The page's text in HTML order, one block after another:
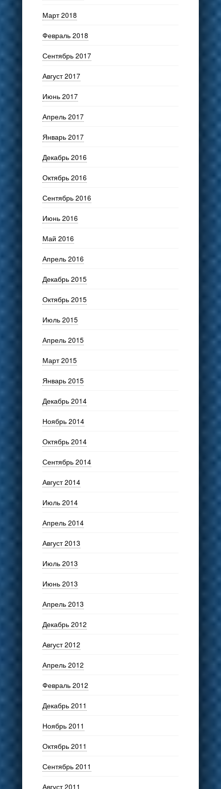
Март 2018
Февраль 2018
Сентябрь 2017
Август 2017
Июнь 2017
Апрель 2017
Январь 2017
Декабрь 2016
Октябрь 2016
Сентябрь 2016
Июнь 2016
Май 2016
Апрель 2016
Декабрь 2015
Октябрь 2015
Июль 2015
Апрель 2015
Март 2015
Январь 2015
Декабрь 2014
Ноябрь 2014
Октябрь 2014
Сентябрь 2014
Август 2014
Июль 2014
Апрель 2014
Август 2013
Июль 2013
Июнь 2013
Апрель 2013
Декабрь 2012
Август 2012
Апрель 2012
Февраль 2012
Декабрь 2011
Ноябрь 2011
Октябрь 2011
Сентябрь 2011
Август 2011